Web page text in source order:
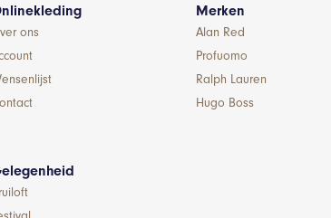
ons
Merken
Alan Red
Profuomo
Ralph Lauren
Hugo Boss